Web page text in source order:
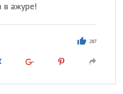
в ажуре!
287